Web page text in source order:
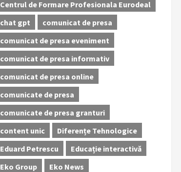
Centrul de Formare Profesionala Eurodeal
chat gpt
comunicat de presa
comunicat de presa eveniment
comunicat de presa informativ
comunicat de presa online
comunicate de presa
comunicate de presa granturi
content unic
Diferențe Tehnologice
Eduard Petrescu
Educație interactivă
Eko Group
Eko News